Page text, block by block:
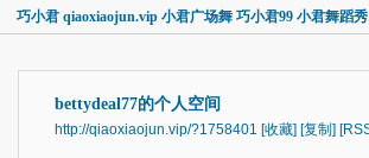
巧小君 qiaoxiaojun.vip 小君广场舞 巧小君99 小君舞蹈秀
bettydeal77的个人空间
http://qiaoxiaojun.vip/?1758401 [收藏] [复制]